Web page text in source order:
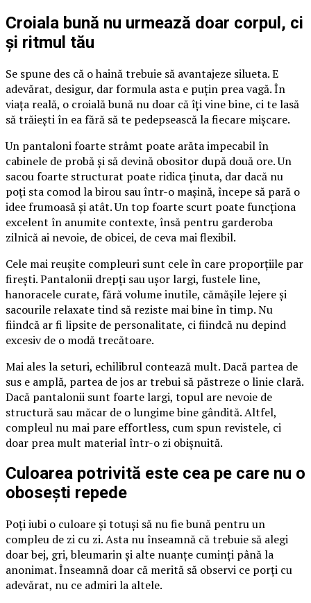
Croiala bună nu urmează doar corpul, ci
și ritmul tău
Se spune des că o haină trebuie să avantajeze silueta. E
adevărat, desigur, dar formula asta e puțin prea vagă. În
viața reală, o croială bună nu doar că îți vine bine, ci te lasă
să trăiești în ea fără să te pedepsească la fiecare mișcare.
Un pantaloni foarte strâmt poate arăta impecabil în
cabinele de probă și să devină obositor după două ore. Un
sacou foarte structurat poate ridica ținuta, dar dacă nu
poți sta comod la birou sau într-o mașină, începe să pară o
idee frumoasă și atât. Un top foarte scurt poate funcționa
excelent în anumite contexte, însă pentru garderoba
zilnică ai nevoie, de obicei, de ceva mai flexibil.
Cele mai reușite compleuri sunt cele în care proporțiile par
firești. Pantalonii drepți sau ușor largi, fustele line,
hanoracele curate, fără volume inutile, cămășile lejere și
sacourile relaxate tind să reziste mai bine în timp. Nu
fiindcă ar fi lipsite de personalitate, ci fiindcă nu depind
excesiv de o modă trecătoare.
Mai ales la seturi, echilibrul contează mult. Dacă partea de
sus e amplă, partea de jos ar trebui să păstreze o linie clară.
Dacă pantalonii sunt foarte largi, topul are nevoie de
structură sau măcar de o lungime bine gândită. Altfel,
compleul nu mai pare effortless, cum spun revistele, ci
doar prea mult material într-o zi obișnuită.
Culoarea potrivită este cea pe care nu o
obosești repede
Poți iubi o culoare și totuși să nu fie bună pentru un
compleu de zi cu zi. Asta nu înseamnă că trebuie să alegi
doar bej, gri, bleumarin și alte nuanțe cuminți până la
anonimat. Înseamnă doar că merită să observi ce porți cu
adevărat, nu ce admiri la altele.